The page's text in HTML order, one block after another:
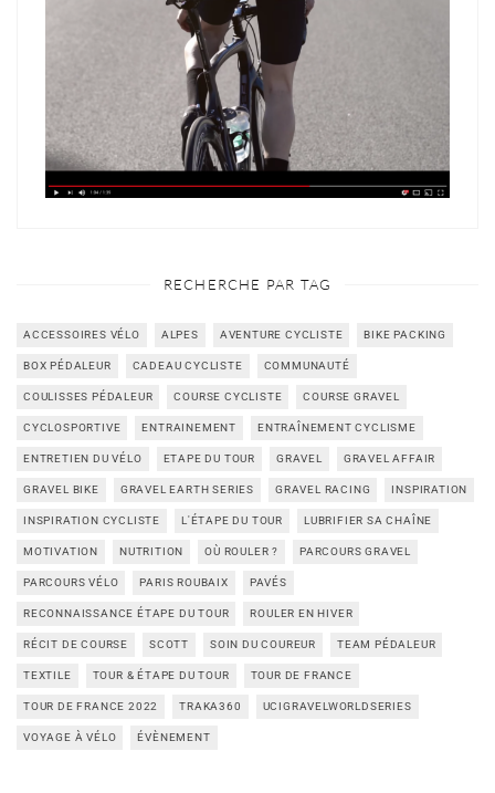
RECHERCHE PAR TAG
ACCESSOIRES VÉLO ALPES AVENTURE CYCLISTE BIKE PACKING
BOX PÉDALEUR CADEAU CYCLISTE COMMUNAUTÉ
COULISSES PÉDALEUR COURSE CYCLISTE COURSE GRAVEL
CYCLOSPORTIVE ENTRAINEMENT ENTRAÎNEMENT CYCLISME
ENTRETIEN DU VÉLO ETAPE DU TOUR GRAVEL GRAVEL AFFAIR
GRAVEL BIKE GRAVEL EARTH SERIES GRAVEL RACING INSPIRATION
INSPIRATION CYCLISTE L'ÉTAPE DU TOUR LUBRIFIER SA CHAÎNE
MOTIVATION NUTRITION OÙ ROULER ? PARCOURS GRAVEL
PARCOURS VÉLO PARIS ROUBAIX PAVÉS
RECONNAISSANCE ÉTAPE DU TOUR ROULER EN HIVER
RÉCIT DE COURSE SCOTT SOIN DU COUREUR TEAM PÉDALEUR
TEXTILE TOUR & ÉTAPE DU TOUR TOUR DE FRANCE
TOUR DE FRANCE 2022 TRAKA360 UCIGRAVELWORLDSERIES
VOYAGE À VÉLO ÉVÈNEMENT